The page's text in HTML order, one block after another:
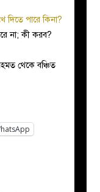
দিতে পারে কিনা?
না; কী করব?
থেকে বঞ্চিত